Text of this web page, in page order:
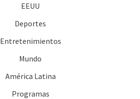
EEUU
Deportes
Entretenimientos
Mundo
América Latina
Programas